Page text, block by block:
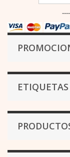
ETIQUETAS